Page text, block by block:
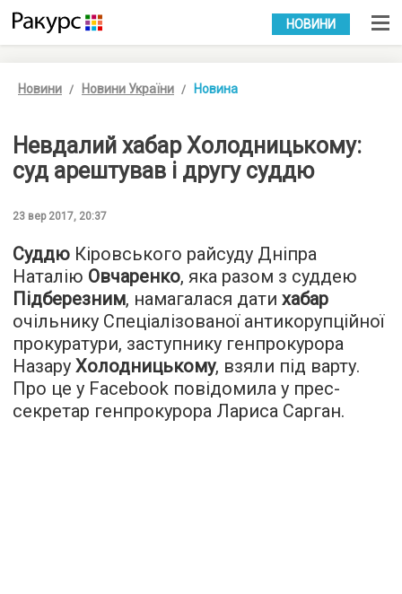
УКР РУС
НОВИНИ
Новини Новини України Новина
Невдалий хабар Холодницькому:
суд арештував і другу суддю
23 вер 2017, 20:37
Суддю Кіровського райсуду Дніпра
Наталію Овчаренко, яка разом з суддею
Підберезним, намагалася дати хабар
очільнику Спеціалізованої антикорупційної
прокуратури, заступнику генпрокурора
Назару Холодницькому, взяли під варту.
Про це у Facebook повідомила у прес-
секретар генпрокурора Лариса Сарган.